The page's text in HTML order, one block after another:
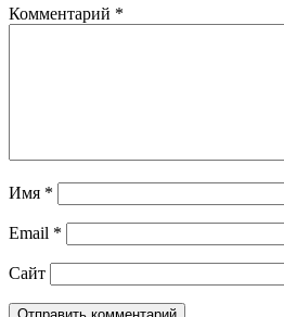
Комментарий *
Имя *
Email *
Сайт